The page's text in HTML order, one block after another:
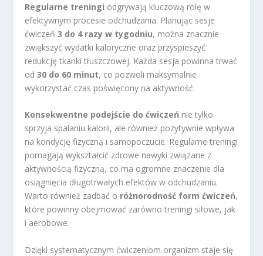
Regularne treningi odgrywają kluczową rolę w
efektywnym procesie odchudzania. Planując sesje
ćwiczeń3 do 4 razy w tygodniu, można znacznie
zwiększyć wydatki kaloryczne oraz przyspieszyć
redukcję tkanki tłuszczowej. Każda sesja powinna trwać
od30 do 60 minut, co pozwoli maksymalnie
wykorzystać czas poświęcony na aktywność.
Konsekwentne podejście do ćwiczeń nie tylko
sprzyja spalaniu kalorii, ale również pozytywnie wpływa
na kondycję fizyczną i samopoczucie. Regularne treningi
pomagają wykształcić zdrowe nawyki związane z
aktywnością fizyczną, co ma ogromne znaczenie dla
osiągnięcia długotrwałych efektów w odchudzaniu.
Warto również zadbać o różnorodność form ćwiczeń,
które powinny obejmować zarówno treningi siłowe, jak
i aerobowe.
Dzięki systematycznym ćwiczeniom organizm staje się